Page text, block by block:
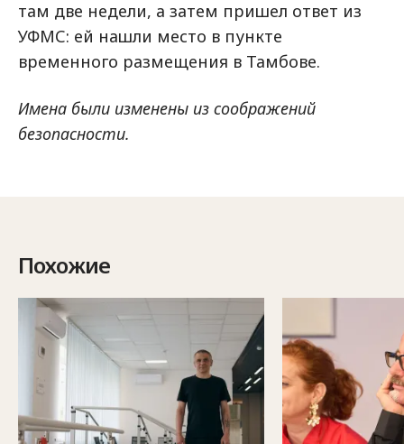
там две недели, а затем пришел ответ из
УФМС: ей нашли место в пункте
временного размещения в Тамбове.
Имена были изменены из соображений
безопасности.
Похожие